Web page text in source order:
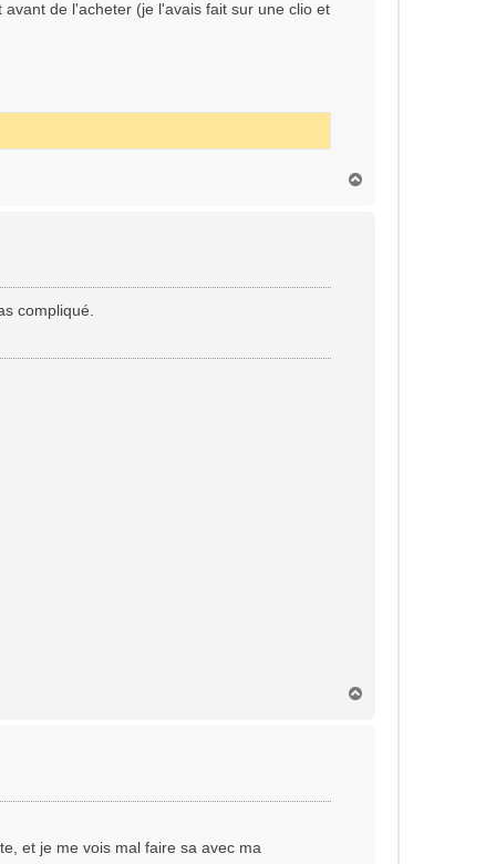
de l'acheter (je l'avais fait sur une clio et
compliqué.
et je me vois mal faire sa avec ma